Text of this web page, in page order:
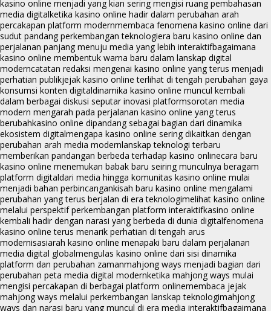
kasino online menjadi yang kian sering mengisi ruang pembahasan
media digitalketika kasino online hadir dalam perubahan arah
percakapan platform modernmembaca fenomena kasino online dari
sudut pandang perkembangan teknologiera baru kasino online dan
perjalanan panjang menuju media yang lebih interaktifbagaimana
kasino online membentuk warna baru dalam lanskap digital
moderncatatan redaksi mengenai kasino online yang terus menjadi
perhatian publikjejak kasino online terlihat di tengah perubahan gaya
konsumsi konten digitaldinamika kasino online muncul kembali
dalam berbagai diskusi seputar inovasi platformsorotan media
modern mengarah pada perjalanan kasino online yang terus
berubahkasino online dipandang sebagai bagian dari dinamika
ekosistem digitalmengapa kasino online sering dikaitkan dengan
perubahan arah media modernlanskap teknologi terbaru
memberikan pandangan berbeda terhadap kasino onlinecara baru
kasino online menemukan babak baru seiring munculnya beragam
platform digitaldari media hingga komunitas kasino online mulai
menjadi bahan perbincangankisah baru kasino online mengalami
perubahan yang terus berjalan di era teknologimelihat kasino online
melalui perspektif perkembangan platform interaktifkasino online
kembali hadir dengan narasi yang berbeda di dunia digitalfenomena
kasino online terus menarik perhatian di tengah arus
modernisasiarah kasino online menapaki baru dalam perjalanan
media digital globalmengulas kasino online dari sisi dinamika
platform dan perubahan zamanmahjong ways menjadi bagian dari
perubahan peta media digital modernketika mahjong ways mulai
mengisi percakapan di berbagai platform onlinemembaca jejak
mahjong ways melalui perkembangan lanskap teknologimahjong
ways dan narasi baru yang muncul di era media interaktifbagaimana